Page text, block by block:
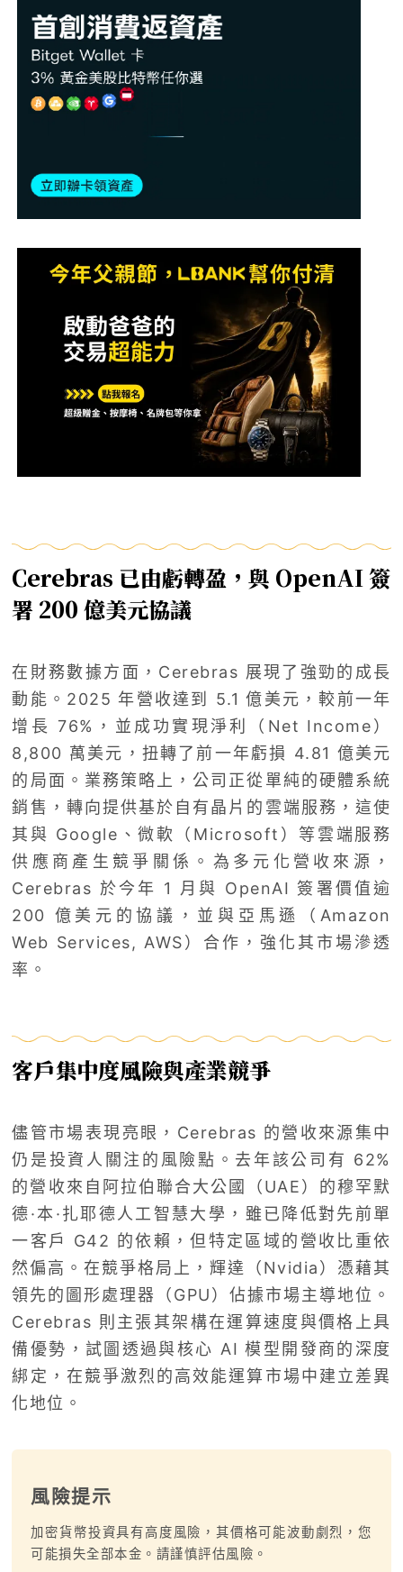
Cerebras 已由虧轉盈，與 OpenAI 簽
署 200 億美元協議
在財務數據方面，Cerebras 展現了強勁的成長
動能。2025 年營收達到 5.1 億美元，較前一年
增長 76%，並成功實現淨利（Net Income）
8,800 萬美元，扭轉了前一年虧損 4.81 億美元
的局面。業務策略上，公司正從單純的硬體系統
銷售，轉向提供基於自有晶片的雲端服務，這使
其與 Google、微軟（Microsoft）等雲端服務
供應商產生競爭關係。為多元化營收來源，
Cerebras 於今年 1 月與 OpenAI 簽署價值逾
200 億美元的協議，並與亞馬遜（Amazon
Web Services, AWS）合作，強化其市場滲透
率。
客戶集中度風險與產業競爭
儘管市場表現亮眼，Cerebras 的營收來源集中
仍是投資人關注的風險點。去年該公司有 62%
的營收來自阿拉伯聯合大公國（UAE）的穆罕默
德·本·扎耶德人工智慧大學，雖已降低對先前單
一客戶 G42 的依賴，但特定區域的營收比重依
然偏高。在競爭格局上，輝達（Nvidia）憑藉其
領先的圖形處理器（GPU）佔據市場主導地位。
Cerebras 則主張其架構在運算速度與價格上具
備優勢，試圖透過與核心 AI 模型開發商的深度
綁定，在競爭激烈的高效能運算市場中建立差異
化地位。
風險提示
加密貨幣投資具有高度風險，其價格可能波動劇烈，您
可能損失全部本金。請謹慎評估風險。